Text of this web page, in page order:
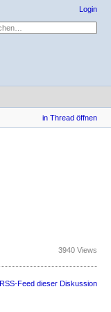
Login
in Thread öffnen
3940 Views
RSS-Feed dieser Diskussion